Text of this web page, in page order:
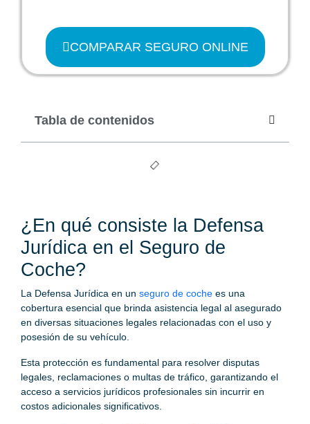
¿En qué consiste la Defensa
Jurídica en el Seguro de
Coche?
La Defensa Jurídica en un seguro de coche es una
cobertura esencial que brinda asistencia legal al asegurado
en diversas situaciones legales relacionadas con el uso y
posesión de su vehículo.
Esta protección es fundamental para resolver disputas
legales, reclamaciones o multas de tráfico, garantizando el
acceso a servicios jurídicos profesionales sin incurrir en
costos adicionales significativos.
COMPARAR SEGURO ONLINE
Tabla de contenidos